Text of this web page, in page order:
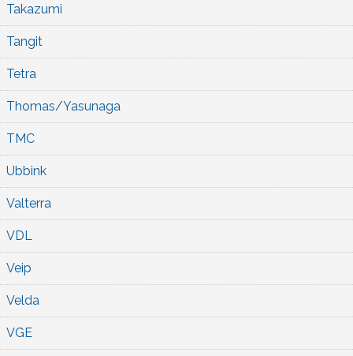
Takazumi
Tangit
Tetra
Thomas/Yasunaga
TMC
Ubbink
Valterra
VDL
Veip
Velda
VGE